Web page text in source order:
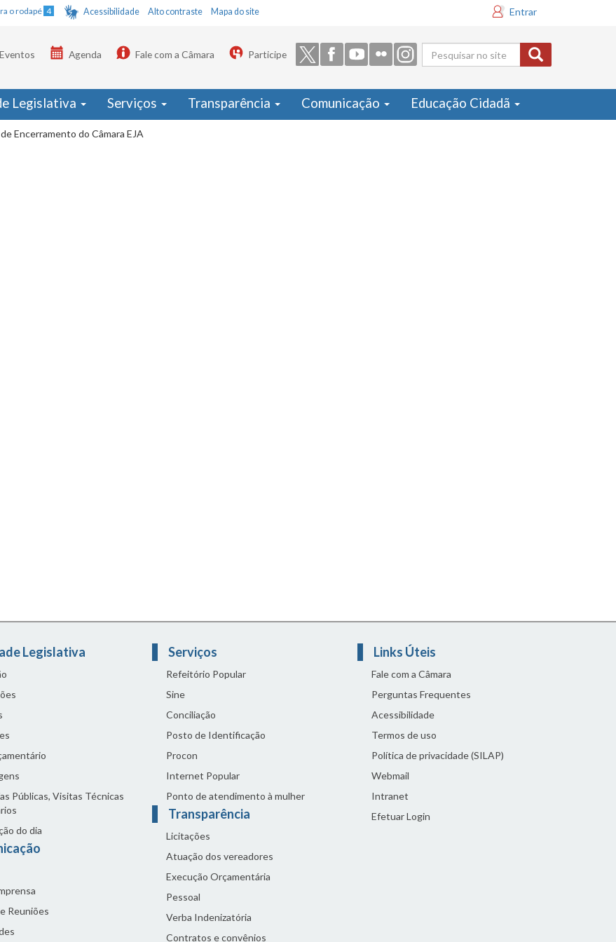
o rodapé 4 Acessibilidade Alto contraste Mapa do site Entrar
Formulário
de busca
Eventos Agenda Fale com a Câmara Participe
Legislativa Serviços Transparência Comunicação Educação Cidadã
Encerramento do Câmara EJA
Legislativa
Públicas, Visitas Técnicas
do dia
Reuniões
Serviços
Refeitório Popular
Sine
Conciliação
Posto de Identificação
Procon
Internet Popular
Ponto de atendimento à mulher
Transparência
Licitações
Atuação dos vereadores
Execução Orçamentária
Pessoal
Verba Indenizatória
Contratos e convênios
Links Úteis
Fale com a Câmara
Perguntas Frequentes
Acessibilidade
Termos de uso
Política de privacidade (SILAP)
Webmail
Intranet
Efetuar Login